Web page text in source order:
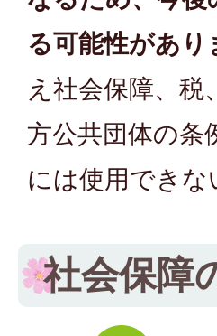
る可能性があり
え社会保障、
方公共団体の条
には使用でき
社会保障